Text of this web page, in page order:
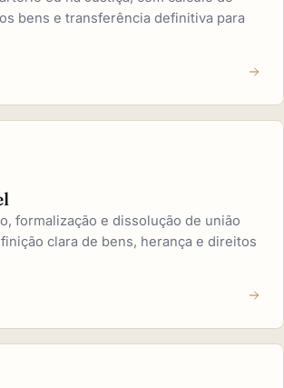
bens e transferência definitiva para
formalização e dissolução de união
clara de bens, herança e direitos